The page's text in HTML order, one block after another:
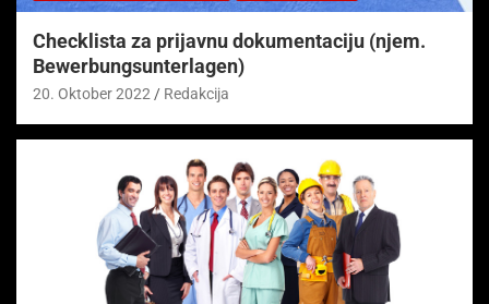
Checklista za prijavnu dokumentaciju (njem.
Bewerbungsunterlagen)
20. Oktober 2022 Redakcija